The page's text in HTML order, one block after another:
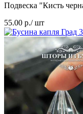
Подвеска "Кисть
55.00 р./ шт